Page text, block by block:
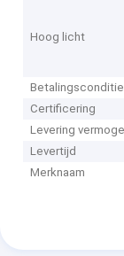
Hoog licht
Certificering
Levering
Levertijd
Merknaam